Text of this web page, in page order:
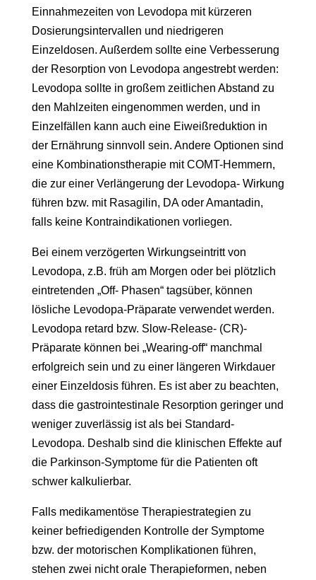
Einnahmezeiten von Levodopa mit kürzeren
Dosierungsintervallen und niedrigeren
Einzeldosen. Außerdem sollte eine Verbesserung
der Resorption von Levodopa angestrebt werden:
Levodopa sollte in großem zeitlichen Abstand zu
den Mahlzeiten eingenommen werden, und in
Einzelfällen kann auch eine Eiweißreduktion in
der Ernährung sinnvoll sein. Andere Optionen sind
eine Kombinationstherapie mit COMT-Hemmern,
die zur einer Verlängerung der Levodopa- Wirkung
führen bzw. mit Rasagilin, DA oder Amantadin,
falls keine Kontraindikationen vorliegen.
Bei einem verzögerten Wirkungseintritt von
Levodopa, z.B. früh am Morgen oder bei plötzlich
eintretenden „Off- Phasen“ tagsüber, können
lösliche Levodopa-Präparate verwendet werden.
Levodopa retard bzw. Slow-Release- (CR)-
Präparate können bei „Wearing-off“ manchmal
erfolgreich sein und zu einer längeren Wirkdauer
einer Einzeldosis führen. Es ist aber zu beachten,
dass die gastrointestinale Resorption geringer und
weniger zuverlässig ist als bei Standard-
Levodopa. Deshalb sind die klinischen Effekte auf
die Parkinson-Symptome für die Patienten oft
schwer kalkulierbar.
Falls medikamentöse Therapiestrategien zu
keiner befriedigenden Kontrolle der Symptome
bzw. der motorischen Komplikationen führen,
stehen zwei nicht orale Therapieformen, neben